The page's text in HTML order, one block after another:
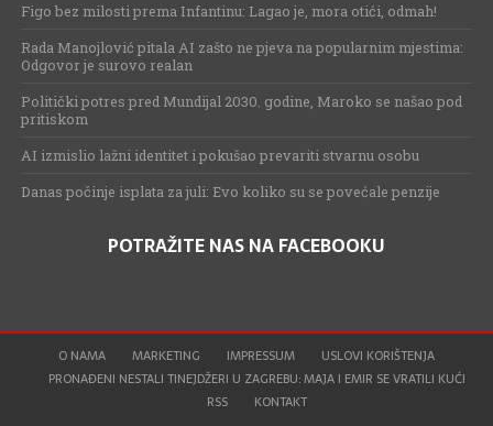
Figo bez milosti prema Infantinu: Lagao je, mora otići, odmah!
Rada Manojlović pitala AI zašto ne pjeva na popularnim mjestima:
Odgovor je surovo realan
Politički potres pred Mundijal 2030. godine, Maroko se našao pod
pritiskom
AI izmislio lažni identitet i pokušao prevariti stvarnu osobu
Danas počinje isplata za juli: Evo koliko su se povećale penzije
POTRAŽITE NAS NA FACEBOOKU
O NAMA MARKETING IMPRESSUM
USLOVI KORIŠTENJA
PRONAĐENI NESTALI TINEJDŽERI U ZAGREBU: MAJA I EMIR SE VRATILI KUĆI
RSS
KONTAKT